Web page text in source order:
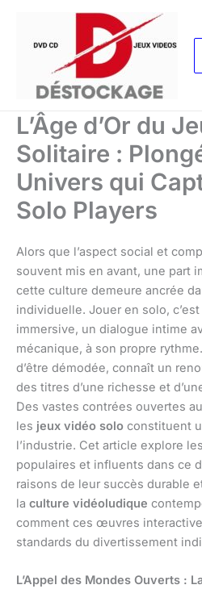
contenu
L’Âge d’Or du
Solitaire :
Univers qui
Solo Players
Alors que l’aspect social et
souvent mis en avant, une part
cette culture demeure ancrée
individuelle. Jouer en solo,
immersive, un dialogue intime
mécanique, à son propre
d’être démodée, connaît un
des titres d’une richesse et
Des vastes contrées ouvertes
les jeux vidéo solo constituent
l’industrie. Cet article explore
populaires et influents dans ce
raisons de leur succès durable
la culture vidéoludique
comment ces œuvres
standards du divertissement
L’Appel des Mondes Ouverts :